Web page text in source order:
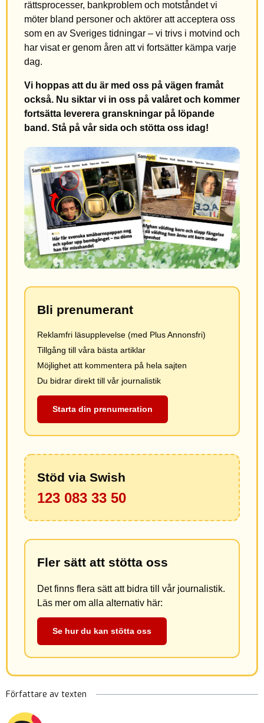
rättsprocesser, bankproblem och motståndet vi
möter bland personer och aktörer att acceptera oss
som en av Sveriges tidningar – vi trivs i motvind och
har visat er genom åren att vi fortsätter kämpa varje
dag.
Vi hoppas att du är med oss på vägen framåt
också. Nu siktar vi in oss på valåret och kommer
fortsätta leverera granskningar på löpande
band. Stå på vår sida och stötta oss idag!
Bli prenumerant
Reklamfri läsupplevelse (med Plus Annonsfri)
Tillgång till våra bästa artiklar
Möjlighet att kommentera på hela sajten
Du bidrar direkt till vår journalistik
Starta din prenumeration
Stöd via Swish
123 083 33 50
Fler sätt att stötta oss
Det finns flera sätt att bidra till vår journalistik.
Läs mer om alla alternativ här:
Se hur du kan stötta oss
Författare av texten